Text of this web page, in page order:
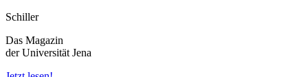
Schiller
Das Magazin
der Universität Jena